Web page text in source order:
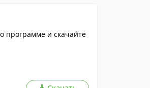
программе и скачайте